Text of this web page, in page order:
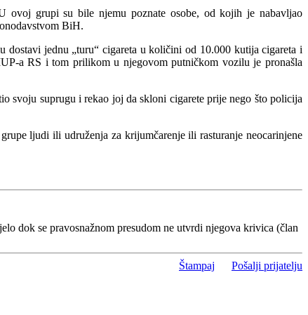
ovoj grupi su bile njemu poznate osobe, od kojih je nabavljao
BiH.
dostavi jednu „turu“ cigareta u količini od 10.000 kutija cigareta i
a RS i tom prilikom u njegovom putničkom vozilu je pronašla
svoju suprugu i rekao joj da skloni cigarete prije nego što policija
ljudi ili udruženja za krijumčarenje ili rasturanje neocarinjene
dok se pravosnažnom presudom ne utvrdi njegova krivica (član
Štampaj Pošalji prijatelju